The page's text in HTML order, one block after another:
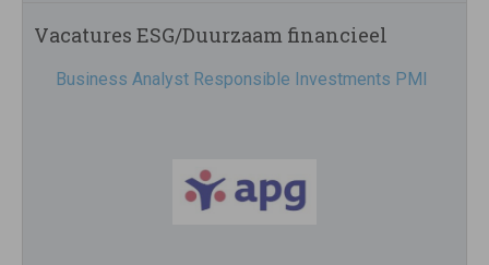
Vacatures ESG/Duurzaam financieel
Business Analyst Responsible Investments PMI